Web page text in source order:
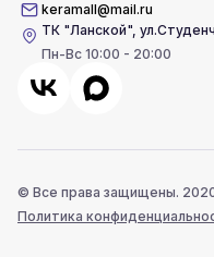
keramall@mail.ru
ТК "Ланской",
Пн-Вс 10:00 - 20:00
© Все права защищены.
Политика